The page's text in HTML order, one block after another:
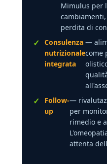
Mimulus per
perdita di
Consulenza
nutrizionale
integrata
—
come
Follow-
up
—
per
rimedio e
attenta